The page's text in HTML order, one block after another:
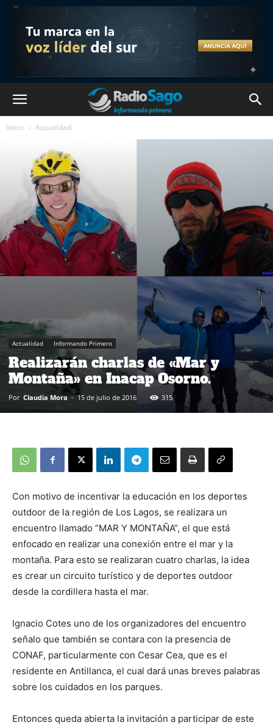
Inicio Actualidad
Actualidad Informando Primero
Realizarán charlas de «Mar y
Montaña» en Inacap Osorno.
Por Claudia Mora - 15 de julio de 2016 315
Con motivo de incentivar la educación en los deportes
outdoor de la región de Los Lagos, se realizara un
encuentro llamado “MAR Y MONTAÑA”, el que está
enfocado en realizar una conexión entre el mar y la
montaña. Para esto se realizaran cuatro charlas, la idea
es crear un circuito turístico y de deportes outdoor
desde la cordillera hasta el mar.
Ignacio Cotes uno de los organizadores del encuentro
señalo que también se contara con la presencia de
CONAF, particularmente con Cesar Cea, que es el
residente en Antillanca, el cual dará unas breves palabras
sobre los cuidados en los parques.
Entonces queda abierta la invitación a participar de este